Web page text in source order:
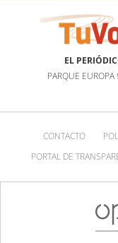
EL
PARQUE
CONTACTO
PORTAL DE